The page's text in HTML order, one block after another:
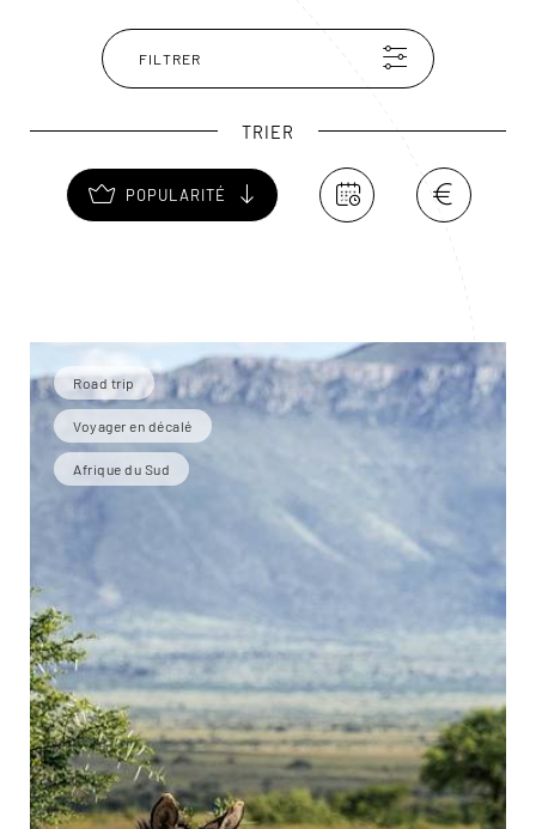
braai, le barbecue local, dans l’une des auberges.
FILTRER
TRIER
POPULARITÉ
Road trip
Voyager en décalé
Afrique du Sud